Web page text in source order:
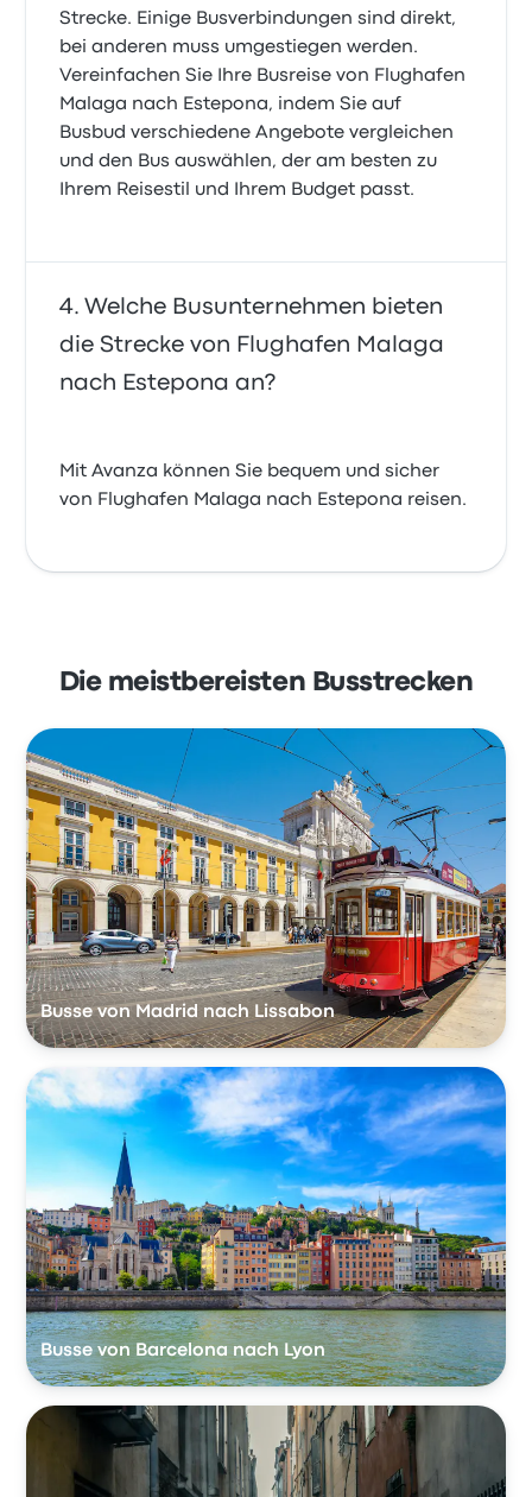
Strecke. Einige Busverbindungen sind direkt,
bei anderen muss umgestiegen werden.
Vereinfachen Sie Ihre Busreise von Flughafen
Malaga nach Estepona, indem Sie auf
Busbud verschiedene Angebote vergleichen
und den Bus auswählen, der am besten zu
Ihrem Reisestil und Ihrem Budget passt.
Welche Busunternehmen bieten
die Strecke von Flughafen Malaga
nach Estepona an?
Mit Avanza können Sie bequem und sicher
von Flughafen Malaga nach Estepona reisen.
Die meistbereisten Busstrecken
Busse von Madrid nach Lissabon
Busse von Barcelona nach Lyon